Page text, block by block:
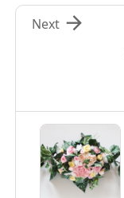

Next